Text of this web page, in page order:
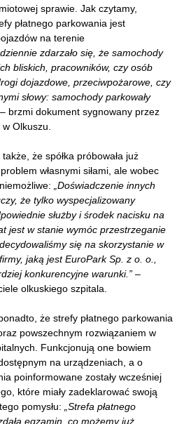
sprawie. Jak czytamy,
płatnego parkowania jest
na terenie
zdarzało się, że samochody
bliskich, pracowników, czy osób
dojazdowe, przeciwpożarowe, czy
słowy: samochody parkowały
– brzmi dokument sygnowany przez
Olkuszu.
że spółka próbowała już
własnymi siłami, ale wobec
„Doświadczenie innych
że tylko wyspecjalizowany
służby i środek nacisku na
jest w stanie wymóc przestrzeganie
się na skorzystanie w
jaką jest EuroPark Sp. z o. o.,
konkurencyjne warunki.” –
olkuskiego szpitala.
że strefy płatnego parkowania
powszechnym rozwiązaniem w
Funkcjonują one bowiem
na urządzeniach, a o
poinformowane zostały wcześniej
które miały zadeklarować swoją
pomysłu:
Strefa płatnego
egzamin, co możemy już